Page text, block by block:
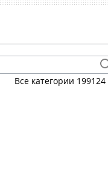
Все категории 199124